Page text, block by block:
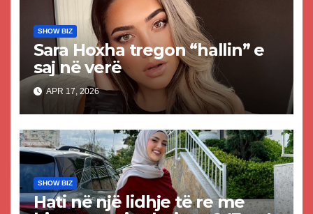
SHOW BIZ
Sara Hoxha tregon “hallin” e
saj në verë
APR 17, 2026
SHOW BIZ
Hati në një lidhje të re me